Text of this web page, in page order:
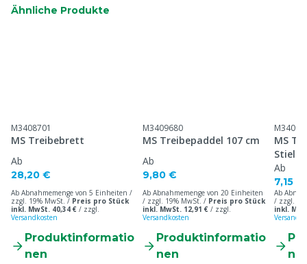
Ähnliche Produkte
M3408701
MS Treibebrett
Ab
28,20 €
Ab Abnahmemenge von 5 Einheiten /
zzgl. 19% MwSt. / Preis pro Stück
inkl. MwSt. 40,34 € / zzgl.
Versandkosten
Produktinformatio
nen
M3409680
MS Treibepaddel 107 cm
Ab
9,80 €
Ab Abnahmemenge von 20 Einheiten
/ zzgl. 19% MwSt. / Preis pro Stück
inkl. MwSt. 12,91 € / zzgl.
Versandkosten
Produktinformatio
nen
MS
Stiel
Ab
7,15 €
Ab
/ zzgl.
inkl.